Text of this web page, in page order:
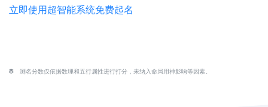
立即使用超智能系统免费起名
测名分数仅依据数理和五行属性进行打分，未纳入命局用神影响等因素。